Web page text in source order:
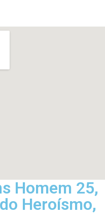
Homem 25,
Heroísmo,